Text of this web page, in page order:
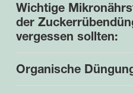
Wichtige
der
vergessen sollten:
Organische